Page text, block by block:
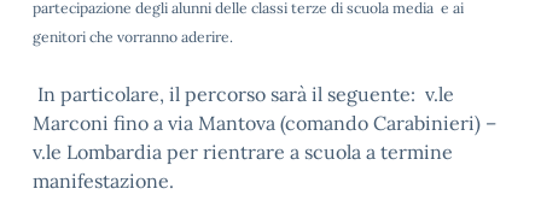
partecipazione degli alunni delle classi terze di scuola media e ai
genitori che vorranno aderire.
In particolare, il percorso sarà il seguente: v.le
Marconi fino a via Mantova (comando Carabinieri) –
v.le Lombardia per rientrare a scuola a termine
manifestazione.